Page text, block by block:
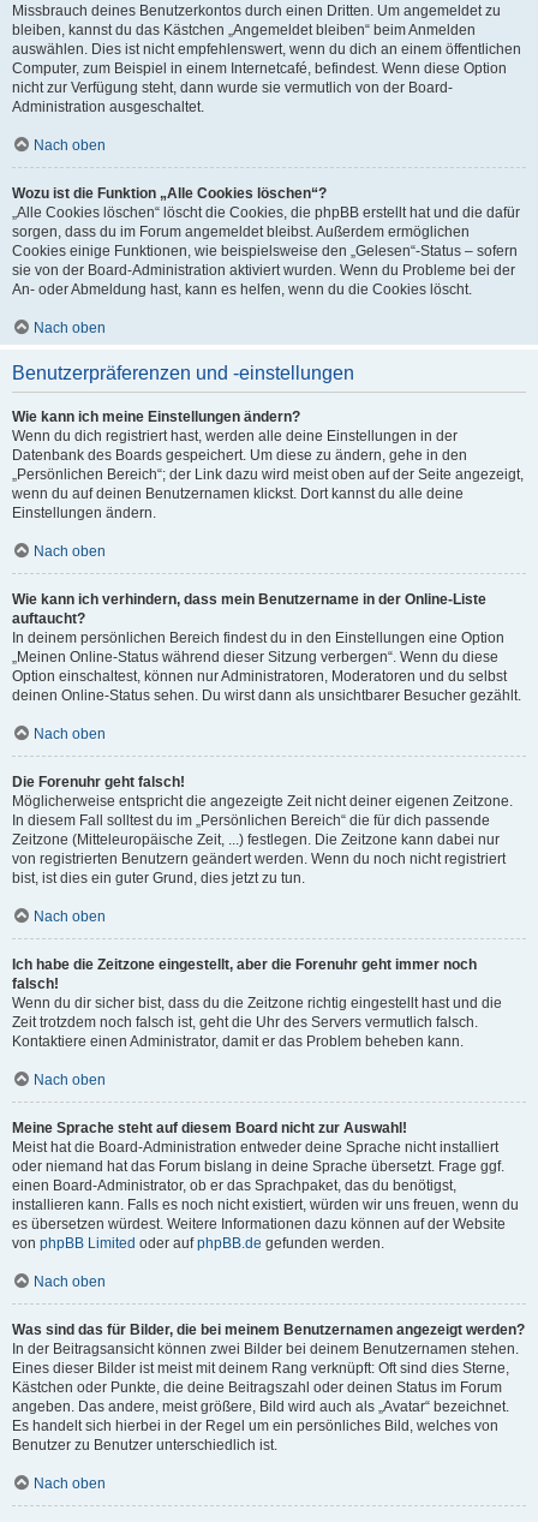
Missbrauch deines Benutzerkontos durch einen Dritten. Um angemeldet zu
bleiben, kannst du das Kästchen „Angemeldet bleiben“ beim Anmelden
auswählen. Dies ist nicht empfehlenswert, wenn du dich an einem öffentlichen
Computer, zum Beispiel in einem Internetcafé, befindest. Wenn diese Option
nicht zur Verfügung steht, dann wurde sie vermutlich von der Board-
Administration ausgeschaltet.
Nach oben
Wozu ist die Funktion „Alle Cookies löschen“?
„Alle Cookies löschen“ löscht die Cookies, die phpBB erstellt hat und die dafür
sorgen, dass du im Forum angemeldet bleibst. Außerdem ermöglichen
Cookies einige Funktionen, wie beispielsweise den „Gelesen“-Status – sofern
sie von der Board-Administration aktiviert wurden. Wenn du Probleme bei der
An- oder Abmeldung hast, kann es helfen, wenn du die Cookies löscht.
Nach oben
Benutzerpräferenzen und -einstellungen
Wie kann ich meine Einstellungen ändern?
Wenn du dich registriert hast, werden alle deine Einstellungen in der
Datenbank des Boards gespeichert. Um diese zu ändern, gehe in den
„Persönlichen Bereich“; der Link dazu wird meist oben auf der Seite angezeigt,
wenn du auf deinen Benutzernamen klickst. Dort kannst du alle deine
Einstellungen ändern.
Nach oben
Wie kann ich verhindern, dass mein Benutzername in der Online-Liste
auftaucht?
In deinem persönlichen Bereich findest du in den Einstellungen eine Option
„Meinen Online-Status während dieser Sitzung verbergen“. Wenn du diese
Option einschaltest, können nur Administratoren, Moderatoren und du selbst
deinen Online-Status sehen. Du wirst dann als unsichtbarer Besucher gezählt.
Nach oben
Die Forenuhr geht falsch!
Möglicherweise entspricht die angezeigte Zeit nicht deiner eigenen Zeitzone.
In diesem Fall solltest du im „Persönlichen Bereich“ die für dich passende
Zeitzone (Mitteleuropäische Zeit, ...) festlegen. Die Zeitzone kann dabei nur
von registrierten Benutzern geändert werden. Wenn du noch nicht registriert
bist, ist dies ein guter Grund, dies jetzt zu tun.
Nach oben
Ich habe die Zeitzone eingestellt, aber die Forenuhr geht immer noch
falsch!
Wenn du dir sicher bist, dass du die Zeitzone richtig eingestellt hast und die
Zeit trotzdem noch falsch ist, geht die Uhr des Servers vermutlich falsch.
Kontaktiere einen Administrator, damit er das Problem beheben kann.
Nach oben
Meine Sprache steht auf diesem Board nicht zur Auswahl!
Meist hat die Board-Administration entweder deine Sprache nicht installiert
oder niemand hat das Forum bislang in deine Sprache übersetzt. Frage ggf.
einen Board-Administrator, ob er das Sprachpaket, das du benötigst,
installieren kann. Falls es noch nicht existiert, würden wir uns freuen, wenn du
es übersetzen würdest. Weitere Informationen dazu können auf der Website
von phpBB Limited oder aufphpBB.de gefunden werden.
Nach oben
Was sind das für Bilder, die bei meinem Benutzernamen angezeigt werden?
In der Beitragsansicht können zwei Bilder bei deinem Benutzernamen stehen.
Eines dieser Bilder ist meist mit deinem Rang verknüpft: Oft sind dies Sterne,
Kästchen oder Punkte, die deine Beitragszahl oder deinen Status im Forum
angeben. Das andere, meist größere, Bild wird auch als „Avatar“ bezeichnet.
Es handelt sich hierbei in der Regel um ein persönliches Bild, welches von
Benutzer zu Benutzer unterschiedlich ist.
Nach oben